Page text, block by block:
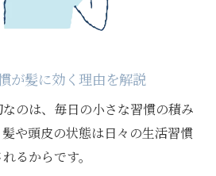
できる育毛食事習慣の具体例
るための食事改善ステップま
健康を守るライフスタイル
た運動習慣の作り方とコツ解
が髪に効く理由を解説
のは、毎日の小さな習慣の積み
や頭皮の状態は日々の生活習慣
るからです。